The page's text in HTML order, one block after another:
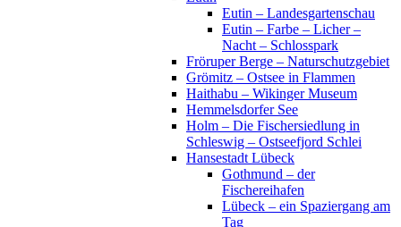
Eutin – Landesgartenschau
Eutin – Farbe – Licher –
Nacht – Schlosspark
Fröruper Berge – Naturschutzgebiet
Grömitz – Ostsee in Flammen
Haithabu – Wikinger Museum
Hemmelsdorfer See
Holm – Die Fischersiedlung in
Schleswig – Ostseefjord Schlei
Hansestadt Lübeck
Gothmund – der
Fischereihafen
Lübeck – ein Spaziergang am
Tag